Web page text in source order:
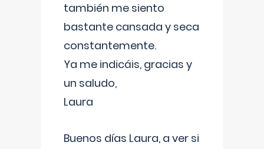
también me siento
bastante cansada y seca
constantemente.
Ya me indicáis, gracias y
un saludo,
Laura
Buenos días Laura, a ver si